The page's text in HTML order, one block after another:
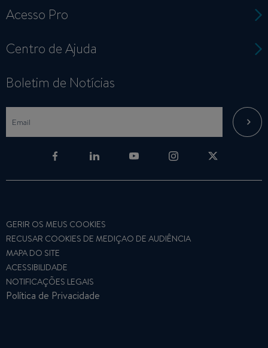
Acesso Pro
Centro de Ajuda
Boletim de Notícias
GERIR OS MEUS COOKIES
RECUSAR COOKIES DE MEDIÇAO DE AUDIÊNCIA
MAPA DO SITE
ACESSIBILIDADE
NOTIFICAÇÕES LEGAIS
Política de Privacidade